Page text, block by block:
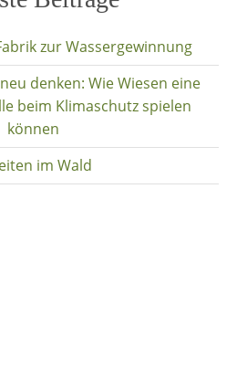
zur Wassergewinnung
denken: Wie Wiesen eine
beim Klimaschutz spielen
können
im Wald